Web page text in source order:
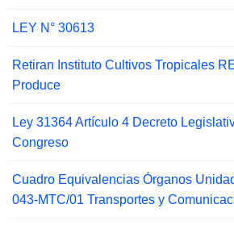
LEY N° 30613
Retiran Instituto Cultivos Tropicales
Produce
Ley 31364 Artículo 4 Decreto
Congreso
Cuadro Equivalencias Órganos
043-MTC/01 Transportes y